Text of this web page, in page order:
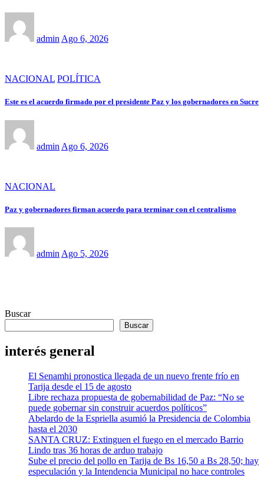
admin Ago 6, 2026
NACIONAL POLÍTICA
Este es el acuerdo firmado por el presidente Paz y los gobernadores en Sucre
admin Ago 6, 2026
NACIONAL
Paz y gobernadores firman acuerdo para terminar con el centralismo
admin Ago 5, 2026
Buscar
Buscar
interés general
El Senamhi pronostica llegada de un nuevo frente frío en
Tarija desde el 15 de agosto
Libre rechaza propuesta de gobernabilidad de Paz: “No se
puede gobernar sin construir acuerdos políticos”
Abelardo de la Espriella asumió la Presidencia de Colombia
hasta el 2030
SANTA CRUZ: Extinguen el fuego en el mercado Barrio
Lindo tras 36 horas de arduo trabajo
Sube el precio del pollo en Tarija de Bs 16,50 a Bs 28,50; hay
especulación y la Intendencia Municipal no hace controles